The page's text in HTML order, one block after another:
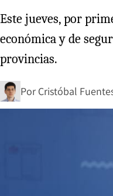
Este jueves, por
económica y de
provincias.
Por Cristóbal